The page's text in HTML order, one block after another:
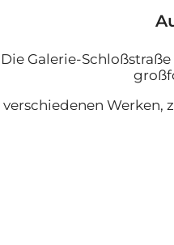
Die Galerie-
verschiedenen